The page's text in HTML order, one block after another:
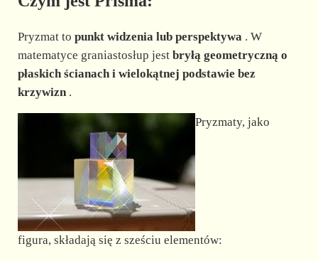
o
Pryzmat to punkt widzenia lub perspektywa. W
matematyce graniastosłup jest bryłą geometryczną o
płaskich ścianach i wielokątnej podstawie bez
krzywizn.
Pryzmaty, jako
figura, składają się z sześciu elementów: